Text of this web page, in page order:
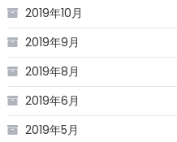
2019年10月
2019年9月
2019年8月
2019年6月
2019年5月